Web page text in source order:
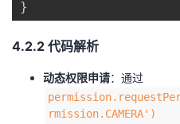
}
​4.2.2 代码解析​
​动态权限申请​​：通过
rmission.CAMERA')